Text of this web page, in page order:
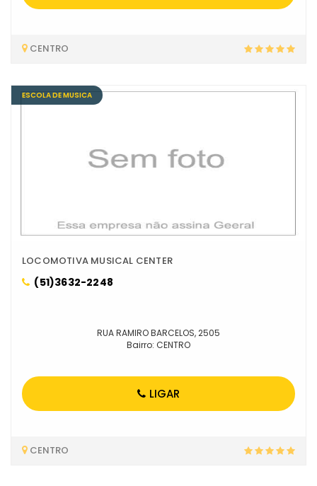
CENTRO
ESCOLA DE MUSICA
LOCOMOTIVA MUSICAL CENTER
(51)3632-2248
RUA RAMIRO BARCELOS, 2505
Bairro: CENTRO
LIGAR
CENTRO